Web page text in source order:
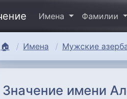
Имена Фамилии
🏠 Имена Мужские
Значение имени